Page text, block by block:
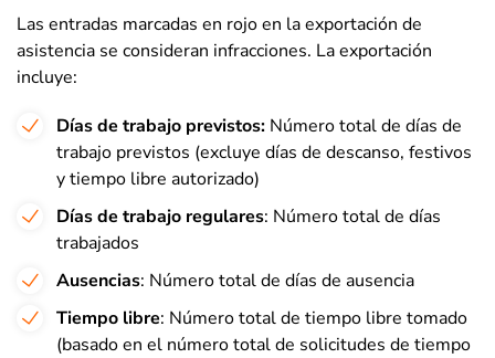
Las entradas marcadas en rojo en la exportación de
asistencia se consideran infracciones. La exportación
incluye:
Días de trabajo previstos: Número total de días de
trabajo previstos (excluye días de descanso, festivos
y tiempo libre autorizado)
Días de trabajo regulares: Número total de días
trabajados
Ausencias: Número total de días de ausencia
Tiempo libre: Número total de tiempo libre tomado
(basado en el número total de solicitudes de tiempo